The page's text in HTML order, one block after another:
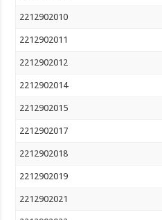
2212902010
2212902011
2212902012
2212902014
2212902015
2212902017
2212902018
2212902019
2212902021